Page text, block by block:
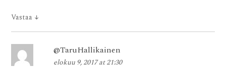
Vastaa ↓
@TaruHallikainen
elokuu 9, 2017 at 21:30